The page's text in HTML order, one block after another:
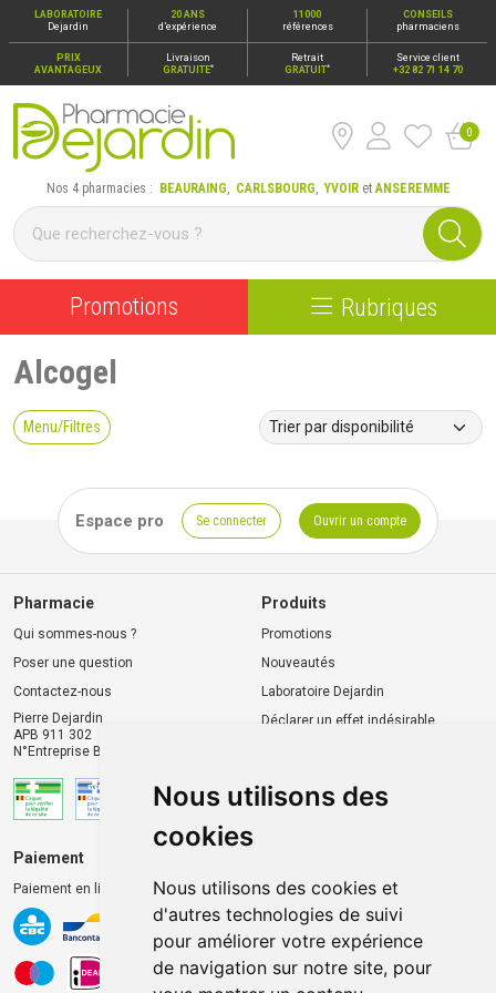
Nous utilisons des
cookies
Nous utilisons des cookies et
d'autres technologies de suivi
pour améliorer votre expérience
de navigation sur notre site, pour
LABORATOIRE
Dejardin
20 ANS
d’expérience
11000
références
CONSEILS
pharmaciens
PRIX
AVANTAGEUX
Livraison
GRATUITE*
Retrait
GRATUIT*
Service client
+32 82 71 14 70
Pharmacie Dejardin Nos 4 pharmacies : Beauraing,
0
Nos 4 pharmacies : BEAURAING, CARLSBOURG,YVOIRetANSEREMME
Promotions Rubriques
Alcogel
Menu/Filtres
Espace pro Se connecter Ouvrir un compte
Pharmacie
Qui sommes-nous ?
Poser une question
Contactez-nous
Pierre Dejardin
APB 911 302
N°Entreprise BE0446.901.764
Produits
Promotions
Nouveautés
Laboratoire Dejardin
Déclarer un effet indésirable
Paiement
Paiement en ligne 100% sécurisé
Livraison chez vous
Livraison dans un Point
d’enlèvement
Retrait dans la pharmacie